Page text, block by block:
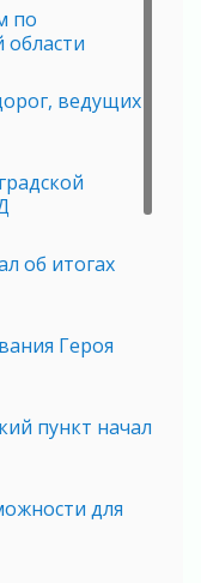
по
области
ведущих
об итогах
Героя
пункт начал
для